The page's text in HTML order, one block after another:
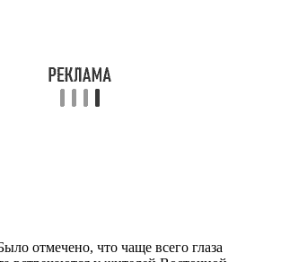
отмечено, что чаще всего глаза